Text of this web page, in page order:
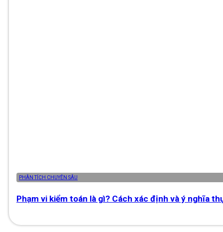
PHÂN TÍCH CHUYÊN SÂU
Phạm vi kiểm toán là gì? Cách xác định và ý nghĩa